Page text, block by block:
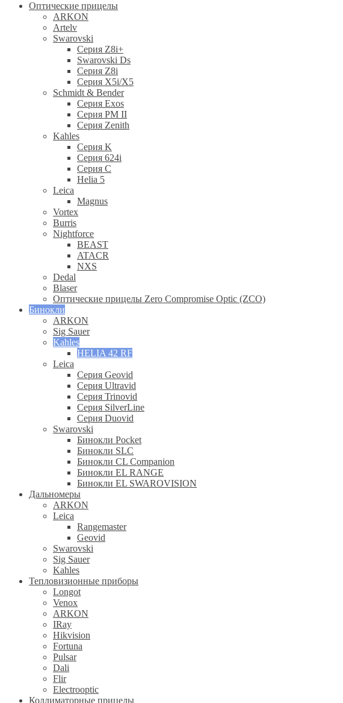
Оптические прицелы
ARKON
Artelv
Swarovski
Серия Z8i+
Swarovski Ds
Серия Z8i
Серия X5i/X5
Schmidt & Bender
Серия Exos
Серия PM II
Cерия Zenith
Kahles
Серия K
Серия 624i
Серия С
Helia 5
Leica
Magnus
Vortex
Burris
Nightforce
BEAST
ATACR
NXS
Dedal
Blaser
Оптические прицелы Zero Compromise Optic (ZCO)
Бинокли
ARKON
Sig Sauer
Kahles
HELIA 42 RF
Leica
Серия Geovid
Серия Ultravid
Серия Trinovid
Серия SilverLine
Серия Duovid
Swarovski
Бинокли Pocket
Бинокли SLC
Бинокли CL Companion
Бинокли EL RANGE
Бинокли EL SWAROVISION
Дальномеры
ARKON
Leica
Rangemaster
Geovid
Swarovski
Sig Sauer
Kahles
Тепловизионные приборы
Longot
Venox
ARKON
IRay
Hikvision
Fortuna
Pulsar
Dali
Flir
Electrooptic
Коллиматорные прицелы